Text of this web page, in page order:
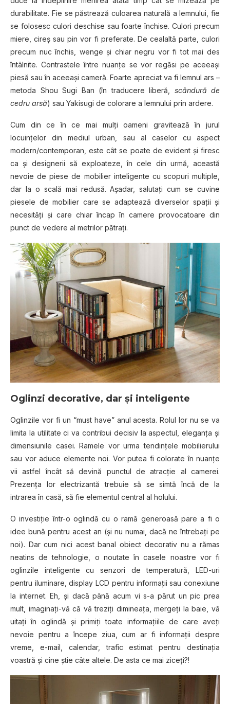
durabilitate. Fie se păstrează culoarea naturală a lemnului, fie
se folosesc culori deschise sau foarte închise. Culori precum
miere, cireş sau pin vor fi preferate. De cealaltă parte, culori
precum nuc închis, wenge şi chiar negru vor fi tot mai des
întâlnite. Contrastele între nuanţe se vor regăsi pe aceeaşi
piesă sau în aceeaşi cameră. Foarte apreciat va fi lemnul ars –
metoda Shou Sugi Ban (în traducere liberă, scândură de
cedru arsă) sau Yakisugi de colorare a lemnului prin ardere.
Cum din ce în ce mai mulţi oameni gravitează în jurul
locuinţelor din mediul urban, sau al caselor cu aspect
modern/contemporan, este cât se poate de evident şi firesc
ca şi designerii să exploateze, în cele din urmă, această
nevoie de piese de mobilier inteligente cu scopuri multiple,
dar la o scală mai redusă. Aşadar, salutaţi cum se cuvine
piesele de mobilier care se adaptează diverselor spaţii şi
necesităţi şi care chiar încap în camere provocatoare din
punct de vedere al metrilor pătraţi.
Oglinzi decorative, dar şi inteligente
Oglinzile vor fi un “must have” anul acesta. Rolul lor nu se va
limita la utilitate ci va contribui decisiv la aspectul, eleganţa şi
dimensiunile casei. Ramele vor urma tendinţele mobilierului
sau vor aduce elemente noi. Vor putea fi colorate în nuanţe
vii astfel încât să devină punctul de atracţie al camerei.
Prezenţa lor electrizantă trebuie să se simtă încă de la
intrarea în casă, să fie elementul central al holului.
O investiţie într-o oglindă cu o ramă generoasă pare a fi o
idee bună pentru acest an (şi nu numai, dacă ne întrebaţi pe
noi). Dar cum nici acest banal obiect decorativ nu a rămas
neatins de tehnologie, o noutate în casele noastre vor fi
oglinzile inteligente cu senzori de temperatură, LED-uri
pentru iluminare, display LCD pentru informaţii sau conexiune
la internet. Eh, şi dacă până acum vi s-a părut un pic prea
mult, imaginaţi-vă că vă treziţi dimineaţa, mergeţi la baie, vă
uitaţi în oglindă şi primiţi toate informaţiile de care aveţi
nevoie pentru a începe ziua, cum ar fi informaţii despre
vreme, e-mail, calendar, trafic estimat pentru destinaţia
voastră şi cine ştie câte altele. De asta ce mai ziceţi?!